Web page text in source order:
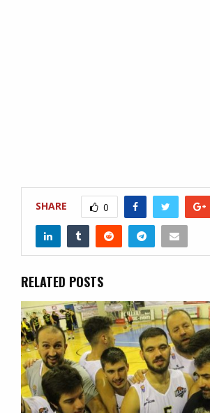
SHARE 0
RELATED POSTS